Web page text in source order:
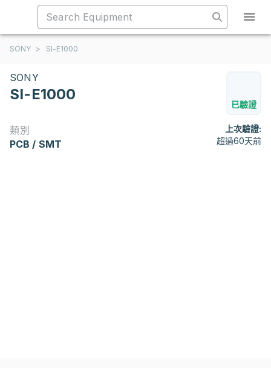
SONY > SI-E1000
SONY
SI-E1000
已驗證
類別
PCB / SMT
上次驗證:
超過60天前